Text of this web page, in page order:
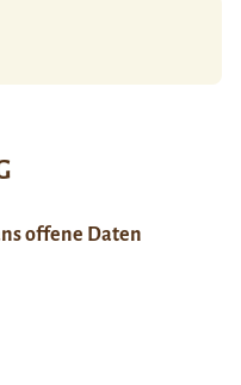
offene Daten